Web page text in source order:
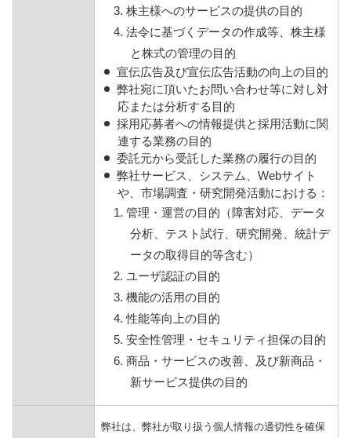
3. 株主様へのサービスの提供の目的
4. 法令に基づくデータの作成等、株主様
と株式の管理の目的
宣伝広告及び宣伝広告活動の向上の目的
弊社宛に頂いたお問い合わせ等に対し対
応または分析する目的
採用応募者への情報提供と採用活動に関
連する業務の目的
委託元から受託した業務の履行の目的
弊社サービス、システム、Webサイト
や、市場調査・研究開発活動における：
1. 管理・運営の目的（障害対応、データ
分析、テスト試行、研究開発、統計デ
ータの取得目的等含む）
2. ユーザ認証の目的
3. 機能の活用の目的
4. 性能等向上の目的
5. 安全性管理・セキュリティ担保の目的
6. 商品・サービスの改善、及び新商品・
新サービス提供の目的
弊社は、弊社が取り扱う個人情報の適切性を確保